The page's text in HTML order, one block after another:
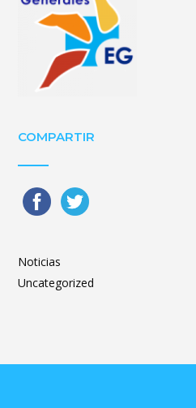
COMPARTIR
Noticias
Uncategorized